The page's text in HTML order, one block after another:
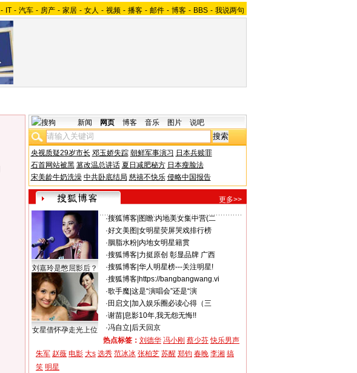
- IT - 汽车 - 房产 - 家居 - 女人 - 视频 - 播客 - 邮件 - 博客 - BBS - 我说两句
新闻 网页 博客 音乐 图片 说吧
央视质疑29岁市长 邓玉娇失踪 朝鲜军事演习 日本兵赎罪
石首网站被黑 篡改温总讲话 夏日减肥秘方 日本瘦脸法
宋美龄牛奶洗澡 中共卧底结局 慈禧不快乐 侵略中国报告
更多>>
刘嘉玲是憋屈影后？
女星借怀孕走光上位
·搜狐博客| 图瞻:内地美女集中营(二
·好文美图 女明星荧屏哭戏排行榜
·胭脂水粉| 内地女明星籍贯
·搜狐博客| 力挺原创 彰显品牌 广西
·搜狐博客| 华人明星榜---关注明星!
·搜狐博客| https://bangbangwang.vi
·歌手魔| 这是“演唱会”还是“演
· 田启文 加入娱乐圈必读心得（三
·谢苗| 息影10年,我无怨无悔!!
·冯自立 后天回京
热点标签： 刘德华 冯小刚 蔡少芬 快乐男声
朱军 赵薇 电影 大s 选秀 范冰冰 张柏芝 苏醒 郑钧 春晚 李湘 搞
笑 明星